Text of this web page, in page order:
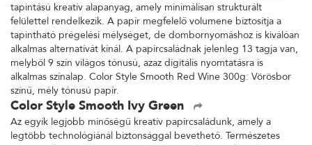
tapintású kreatív alapanyag, amely minimálisan strukturált
felülettel rendelkezik. A papír megfelelő volumene biztosítja a
tapintható prégelési mélységet, de dombornyomáshoz is kiválóan
alkalmas alternatívát kínál. A papírcsaládnak jelenleg 13 tagja van,
melyből 9 szín világos tónusú, azaz digitális nyomtatásra is
alkalmas színalap. Color Style Smooth Red Wine 300g: Vörösbor
színű, mély tónusú papír.
Color Style Smooth Ivy Green
Az egyik legjobb minőségű kreatív papírcsaládunk, amely a
legtöbb technológiánál biztonsággal bevethető. Természetes